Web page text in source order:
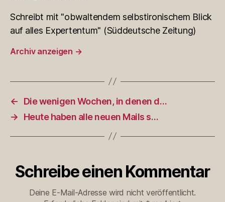
Schreibt mit "obwaltendem selbstironischem Blick
auf alles Expertentum" (Süddeutsche Zeitung)
Archiv anzeigen →
←
Die wenigen Wochen, in denen d…
→
Heute haben alle neuen Mails s…
Schreibe einen Kommentar
Deine E-Mail-Adresse wird nicht veröffentlicht.